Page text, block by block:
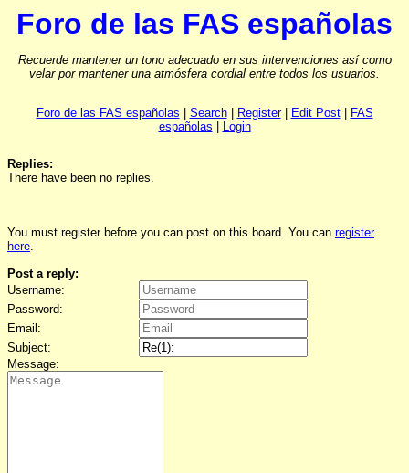
Foro de las FAS españolas
Recuerde mantener un tono adecuado en sus intervenciones así como
velar por mantener una atmósfera cordial entre todos los usuarios.
Foro de las FAS españolas Search| Register| Edit Post|
FAS
españolas
Login
Replies:
There have been no replies.
You must register before you can post on this board. You can register
here.
Post a reply:
Username:
Password:
Email:
Subject:
Message: